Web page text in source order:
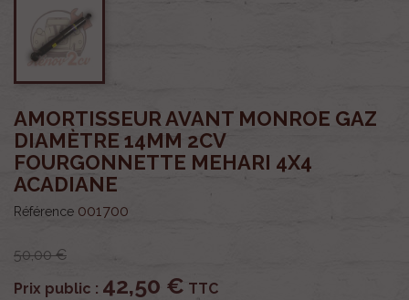
AMORTISSEUR AVANT MONROE GAZ
DIAMÈTRE 14MM 2CV
FOURGONNETTE MEHARI 4X4
ACADIANE
Référence 001700
50,00 €
Prix public : 42,50 € TTC